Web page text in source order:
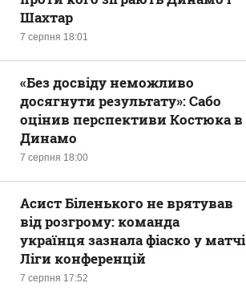
7 серпня 18:01
Шахтар
7 серпня 18:00
«Без досвіду неможливо
досягнути результату»: Сабо
оцінив перспективи Костюка в
Динамо
7 серпня 17:52
Асист Біленького не врятував
від розгрому: команда
українця зазнала фіаско у матчі
Ліги конференцій